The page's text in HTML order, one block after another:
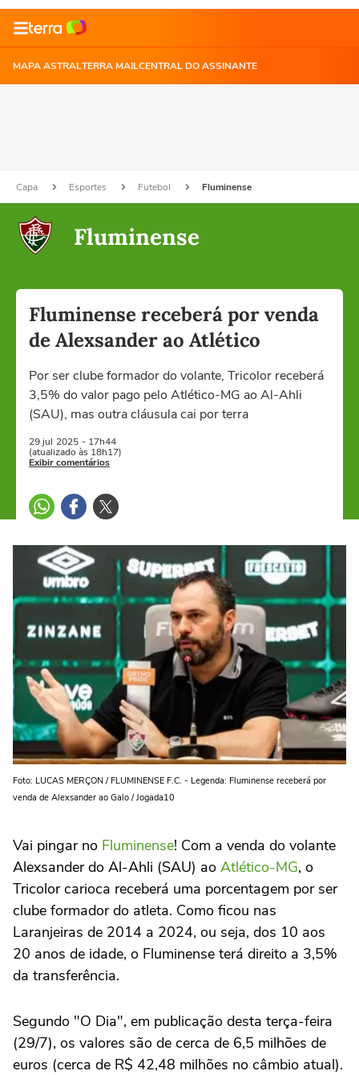
MAPA ASTRALTERRA MAILCENTRAL DO ASSINANTE
Capa Esportes Futebol Fluminense
Fluminense
Fluminense receberá por venda
de Alexsander ao Atlético
Por ser clube formador do volante, Tricolor receberá
3,5% do valor pago pelo Atlético-MG ao Al-Ahli
(SAU), mas outra cláusula cai por terra
29 jul 2025 - 17h44
(atualizado às 18h17)
Exibir comentários
Foto: LUCAS MERÇON / FLUMINENSE F.C. - Legenda: Fluminense receberá por
venda de Alexsander ao Galo / Jogada10
Vai pingar no Fluminense! Com a venda do volante
Alexsander do Al-Ahli (SAU) ao Atlético-MG, o
Tricolor carioca receberá uma porcentagem por ser
clube formador do atleta. Como ficou nas
Laranjeiras de 2014 a 2024, ou seja, dos 10 aos
20 anos de idade, o Fluminense terá direito a 3,5%
da transferência.
Segundo "O Dia", em publicação desta terça-feira
(29/7), os valores são de cerca de 6,5 milhões de
euros (cerca de R$ 42,48 milhões no câmbio atual).